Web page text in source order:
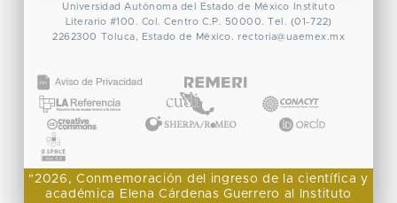
Universidad Autónoma del Estado de México
Instituto
Literario #100. Col. Centro C.P. 50000. Tel. (01-722)
2262300 Toluca, Estado de México. rectoria@uaemex.mx
"2026, Conmemoración del ingreso de la científica y
académica Elena Cárdenas Guerrero al Instituto